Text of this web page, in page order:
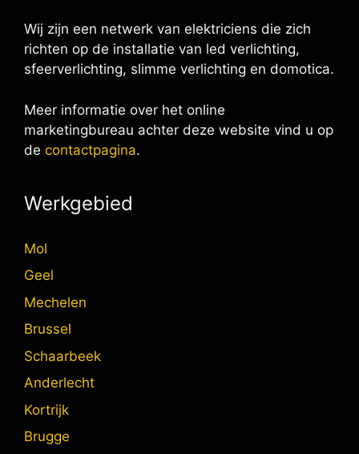
Wij zijn een netwerk van elektriciens die zich
richten op de installatie van led verlichting,
sfeerverlichting, slimme verlichting en domotica.
Meer informatie over het online
marketingbureau achter deze website vind u op
de contactpagina.
Werkgebied
Mol
Geel
Mechelen
Brussel
Schaarbeek
Anderlecht
Kortrijk
Brugge